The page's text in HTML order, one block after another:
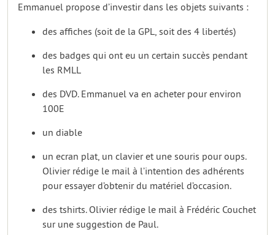
Emmanuel propose d’investir dans les objets suivants :
des affiches (soit de la GPL, soit des 4 libertés)
des badges qui ont eu un certain succès pendant
les RMLL
des DVD. Emmanuel va en acheter pour environ
100E
un diable
un ecran plat, un clavier et une souris pour oups.
Olivier rédige le mail à l’intention des adhérents
pour essayer d’obtenir du matériel d’occasion.
des tshirts. Olivier rédige le mail à Frédéric Couchet
sur une suggestion de Paul.